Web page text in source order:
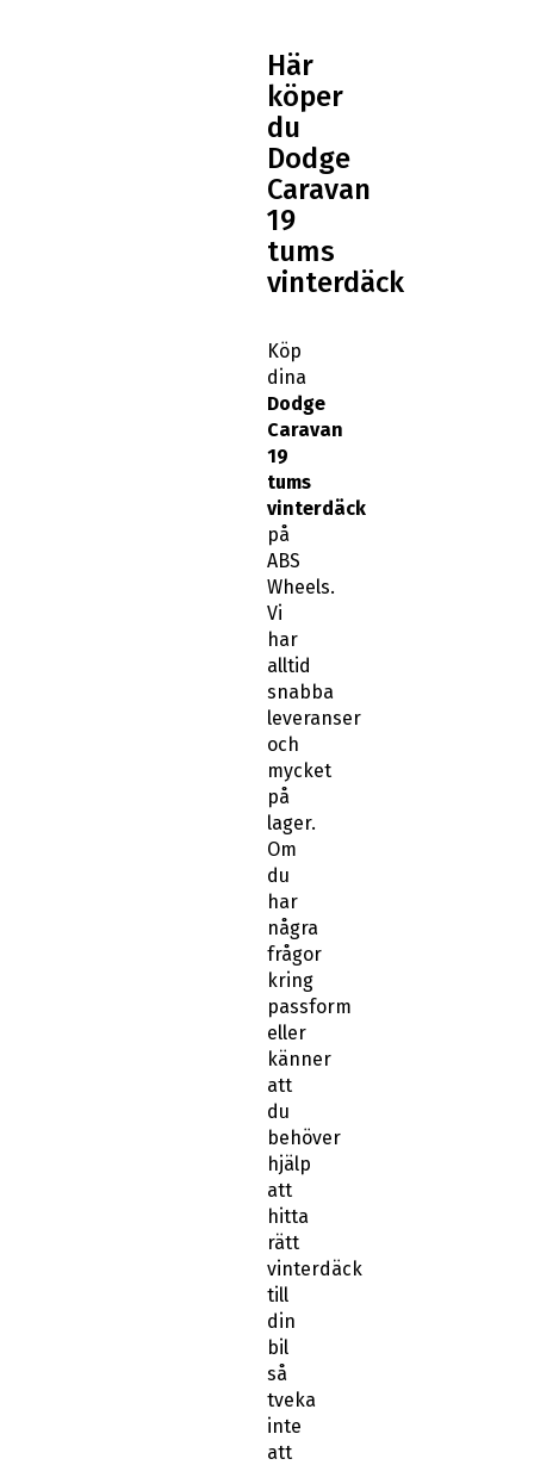
Här
köper
du
Dodge
Caravan
19
tums
vinterdäck
Köp
dina
Dodge
Caravan
19
tums
vinterdäck
på
ABS
Wheels.
Vi
har
alltid
snabba
leveranser
och
mycket
på
lager.
Om
du
har
några
frågor
kring
passform
eller
känner
att
du
behöver
hjälp
att
hitta
rätt
vinterdäck
till
din
bil
så
tveka
inte
att